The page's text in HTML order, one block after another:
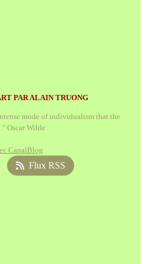
PAR ALAIN TRUONG
mode of individualism that the
Oscar Wilde
CanalBlog
Flux RSS